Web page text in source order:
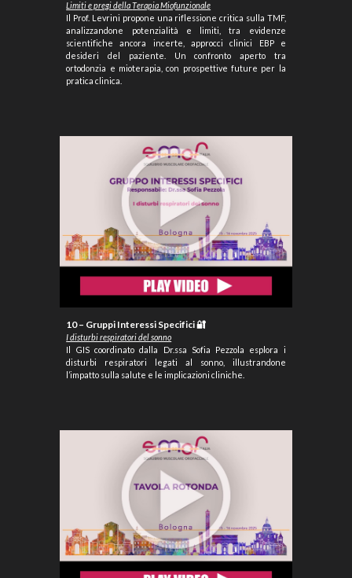
Limiti e pregi dellaTerapiaMiofunzionale
Il Prof. Levrini propone una riflessione critica sulla TMF,
analizzandone potenzialità e limiti, tra evidenze
scientifiche ancora incerte, approcci clinici EBP e
desideri del paziente. Un confronto aperto tra
ortodonzia e mioterapia, con prospettive future per la
pratica clinica.
10 – Gruppi Interessi Specifici 🔐
I disturbi respiratori del sonno
Il GIS coordinato dalla Dr.ssa Sofia Pezzola esplora i
disturbi respiratori legati al sonno, illustrandone
l’impatto sulla salute e le implicazioni cliniche.